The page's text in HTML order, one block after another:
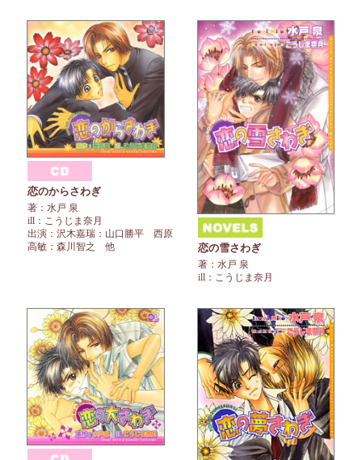
恋のからさわぎ
著：水戸 泉
ill：こうじま奈月
出演：沢木嘉瑞：山口勝平 西原
高敏：森川智之 他
恋の雪さわぎ
著：水戸 泉
ill：こうじま奈月